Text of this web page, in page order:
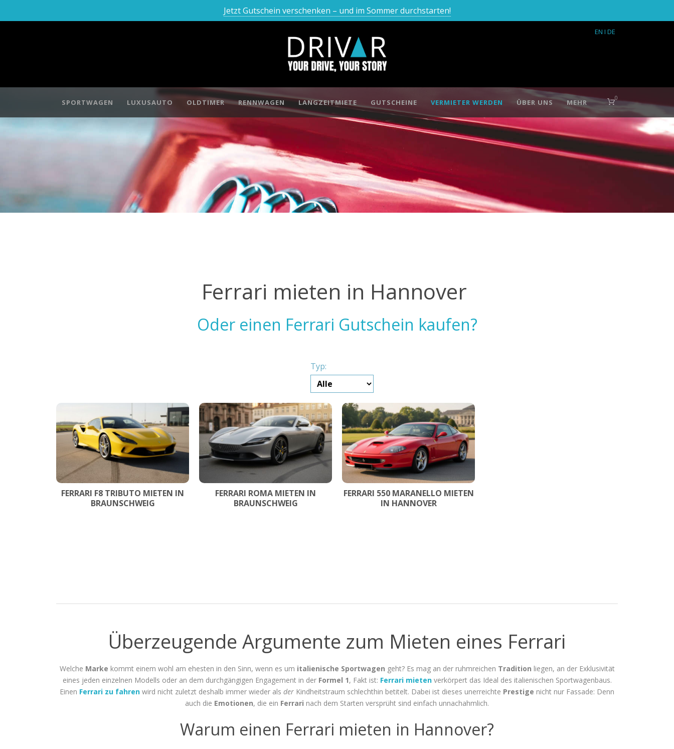
Jetzt Gutschein verschenken – und im Sommer durchstarten!
EN I DE
SPORTWAGEN LUXUSAUTO OLDTIMER RENNWAGEN LANGZEITMIETE GUTSCHEINE VERMIETER WERDEN ÜBER UNS MEHR 0
Ferrari mieten in Hannover
Oder einen Ferrari Gutschein kaufen?
Typ:
FERRARI F8 TRIBUTO MIETEN IN
BRAUNSCHWEIG
FERRARI ROMA MIETEN IN
BRAUNSCHWEIG
FERRARI 550 MARANELLO MIETEN
IN HANNOVER
Überzeugende Argumente zum Mieten eines Ferrari
Welche Marke kommt einem wohl am ehesten in den Sinn, wenn es um italienische Sportwagen geht? Es mag an der ruhmreichen Tradition liegen, an der Exklusivität
eines jeden einzelnen Modells oder an dem durchgängigen Engagement in der Formel 1, Fakt ist: Ferrari mietenverkörpert das Ideal des italienischen Sportwagenbaus.
Einen Ferrari zu fahren wird nicht zuletzt deshalb immer wieder als der Kindheitstraum schlechthin betitelt. Dabei ist dieses unerreichte Prestige nicht nur Fassade: Denn
auch die Emotionen, die ein Ferrari nach dem Starten versprüht sind einfach unnachahmlich.
Warum einen Ferrari mieten in Hannover?